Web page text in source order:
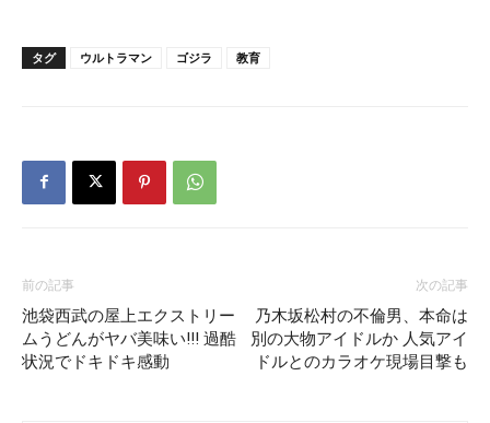
タグ ウルトラマン ゴジラ 教育
前の記事
池袋西武の屋上エクストリー
ムうどんがヤバ美味い!!! 過酷
状況でドキドキ感動
次の記事
乃木坂松村の不倫男、本命は
別の大物アイドルか 人気アイ
ドルとのカラオケ現場目撃も